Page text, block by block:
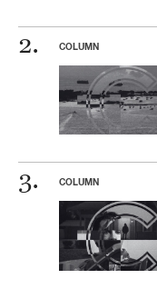
COLUMN
COLUMN